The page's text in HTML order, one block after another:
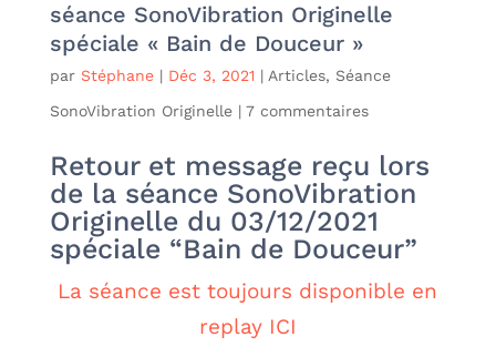
séance SonoVibration Originelle
spéciale « Bain de Douceur »
par Stéphane| Déc 3, 2021 | Articles, Séance
SonoVibration Originelle| 7 commentaires
Retour et message reçu lors
de la séance SonoVibration
Originelle du 03/12/2021
spéciale “Bain de Douceur”
La séance est toujours disponible en
replay ICI